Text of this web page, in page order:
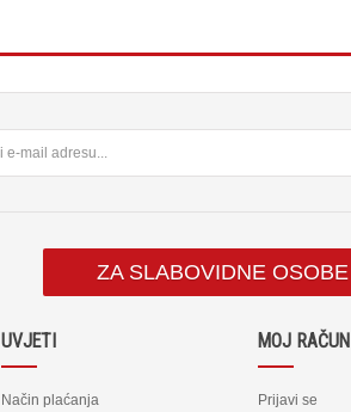
ZA SLABOVIDNE OSOBE
UVJETI
Način plaćanja
MOJ RAČUN
Prijavi se